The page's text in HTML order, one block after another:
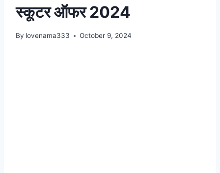
स्कूटर ऑफर 2024
By lovenama333 October 9, 2024